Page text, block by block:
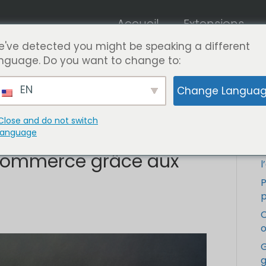
Accueil Extensions
de votre Site
grâce aux
detected you might be speaking a different
Do you want to change to:
EN Change
and do not switch